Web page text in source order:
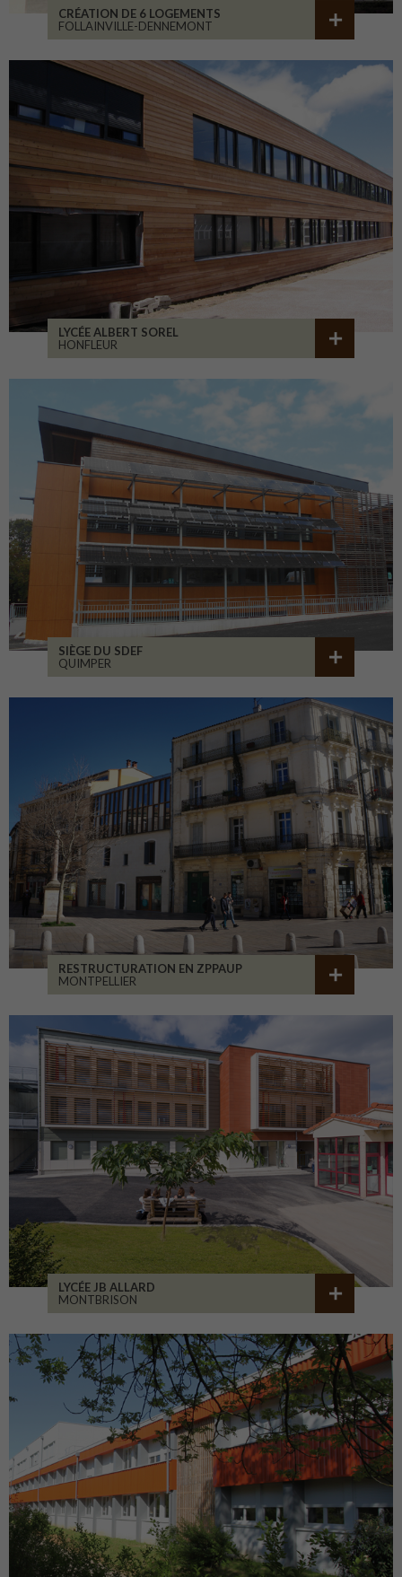
CRÉATION DE 6 LOGEMENTS
FOLLAINVILLE-DENNEMONT
LYCÉE ALBERT SOREL
HONFLEUR
SIÈGE DU SDEF
QUIMPER
RESTRUCTURATION EN ZPPAUP
MONTPELLIER
LYCÉE JB ALLARD
MONTBRISON